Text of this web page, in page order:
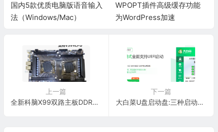
国内5款优质电脑版语音输入
法（Windows/Mac）
WPOPT插件高级缓存功能
为WordPress加速
上一篇
全新科脑X99双路主板DDR3内存LGA2011-V3针E5 2678 2696V4cpu套装
下一篇
大白菜U盘启动盘:三种启动模式全面支持UEFI启动